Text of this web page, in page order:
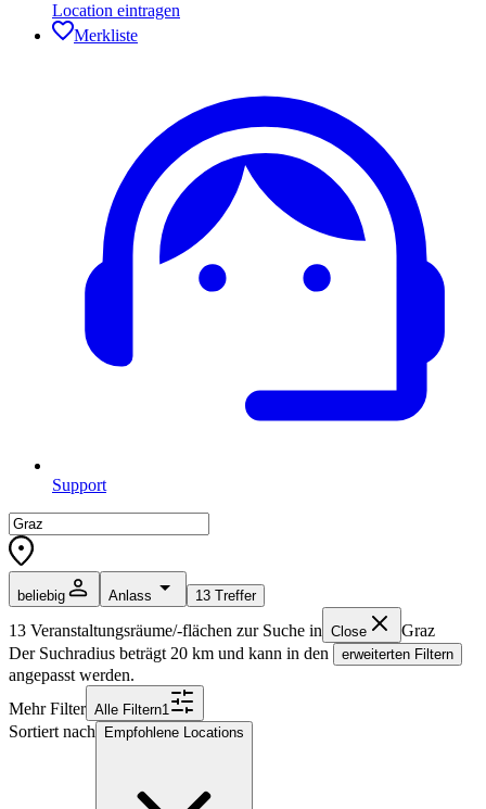
Location eintragen
Merkliste
Support
beliebig Anlass 13 Treffer
13 Veranstaltungsräume/-flächen zur Suche in Close
Graz
Der Suchradius beträgt 20 km und kann in den erweiterten Filtern
angepasst werden.
Mehr Filter Alle Filtern1
Sortiert nach Empfohlene Locations